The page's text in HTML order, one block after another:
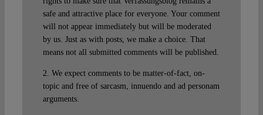
safe and attractive place for everyone. Your comment
will not appear immediately but will be moderated
by us. Just as with posts, we make a choice. That
means not all submitted comments will be published.
2. We expect comments to be matter-of-fact, on-
topic and free of sarcasm, innuendo and ad personam
arguments.